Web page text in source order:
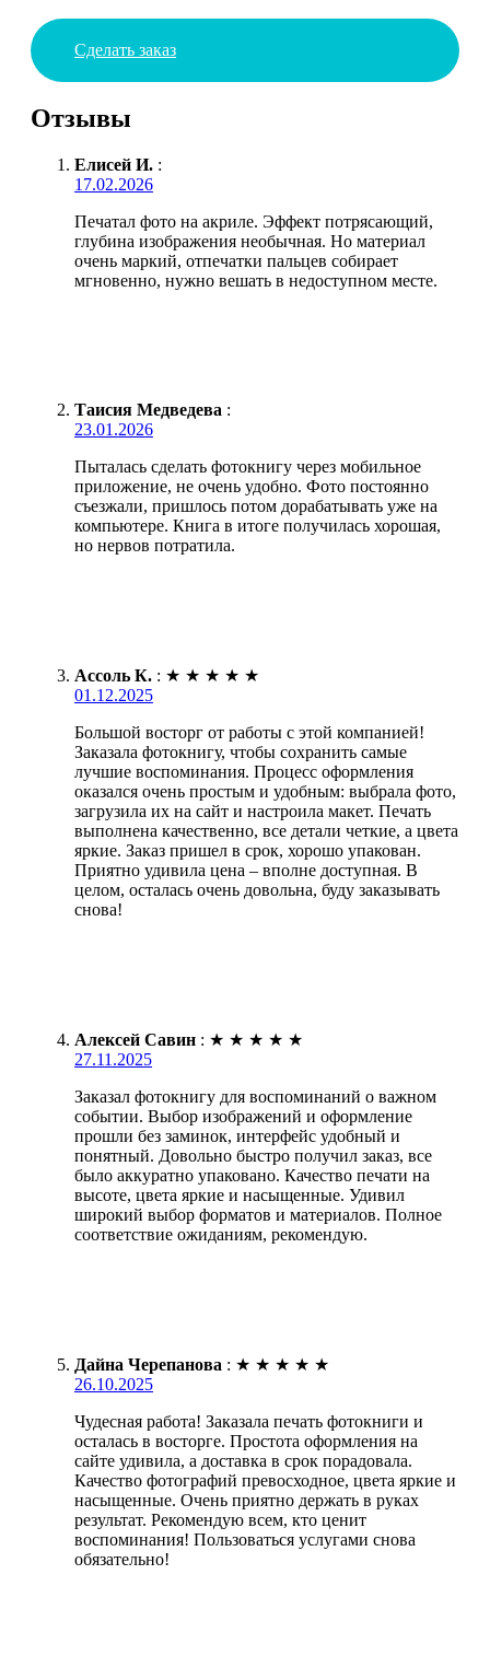
Сделать заказ
Отзывы
Елисей И. :
17.02.2026
Печатал фото на акриле. Эффект потрясающий,
глубина изображения необычная. Но материал
очень маркий, отпечатки пальцев собирает
мгновенно, нужно вешать в недоступном месте.
Таисия Медведева :
23.01.2026
Пыталась сделать фотокнигу через мобильное
приложение, не очень удобно. Фото постоянно
съезжали, пришлось потом дорабатывать уже на
компьютере. Книга в итоге получилась хорошая,
но нервов потратила.
Ассоль К. : ★ ★ ★ ★ ★
01.12.2025
Большой восторг от работы с этой компанией!
Заказала фотокнигу, чтобы сохранить самые
лучшие воспоминания. Процесс оформления
оказался очень простым и удобным: выбрала фото,
загрузила их на сайт и настроила макет. Печать
выполнена качественно, все детали четкие, а цвета
яркие. Заказ пришел в срок, хорошо упакован.
Приятно удивила цена – вполне доступная. В
целом, осталась очень довольна, буду заказывать
снова!
Алексей Савин : ★ ★ ★ ★ ★
27.11.2025
Заказал фотокнигу для воспоминаний о важном
событии. Выбор изображений и оформление
прошли без заминок, интерфейс удобный и
понятный. Довольно быстро получил заказ, все
было аккуратно упаковано. Качество печати на
высоте, цвета яркие и насыщенные. Удивил
широкий выбор форматов и материалов. Полное
соответствие ожиданиям, рекомендую.
Дайна Черепанова : ★ ★ ★ ★ ★
26.10.2025
Чудесная работа! Заказала печать фотокниги и
осталась в восторге. Простота оформления на
сайте удивила, а доставка в срок порадовала.
Качество фотографий превосходное, цвета яркие и
насыщенные. Очень приятно держать в руках
результат. Рекомендую всем, кто ценит
воспоминания! Пользоваться услугами снова
обязательно!